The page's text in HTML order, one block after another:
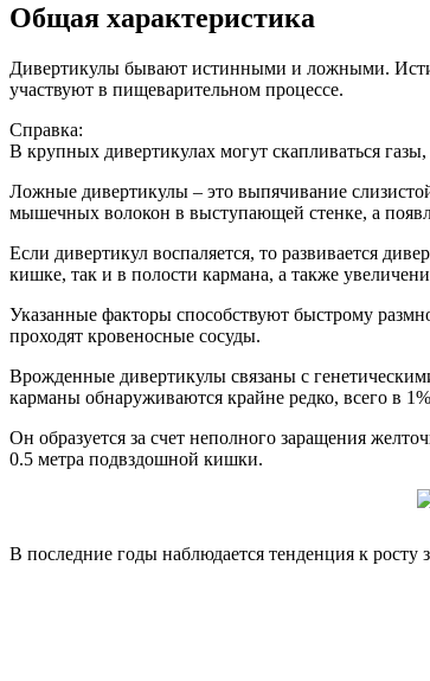
Общая характеристика
Дивертикулы бывают истинными и ложными.
участвуют в пищеварительном процессе.
Справка:
В крупных дивертикулах могут скапливаться
Ложные дивертикулы – это выпячивание
мышечных волокон в выступающей стенке, а
Если дивертикул воспаляется, то развивается
кишке, так и в полости кармана, а также
Указанные факторы способствуют быстрому
проходят кровеносные сосуды.
Врожденные дивертикулы связаны с
карманы обнаруживаются крайне редко, всего в
Он образуется за счет неполного заращения
0.5 метра подвздошной кишки.
В последние годы наблюдается тенденция к росту